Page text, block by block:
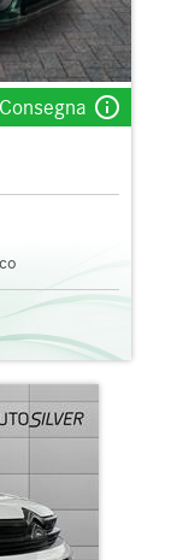
info_outline